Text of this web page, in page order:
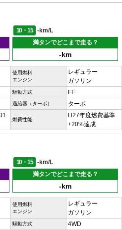
10・15
-km/L
満タンでどこまで走る？
-km
使用燃料
エンジン
レギュラー
ガソリン
駆動方式 FF
過給器（ターボ） ターボ
燃費性能
H27年度燃費基準
+20%達成
10・15
-km/L
満タンでどこまで走る？
-km
使用燃料
エンジン
レギュラー
ガソリン
駆動方式 4WD